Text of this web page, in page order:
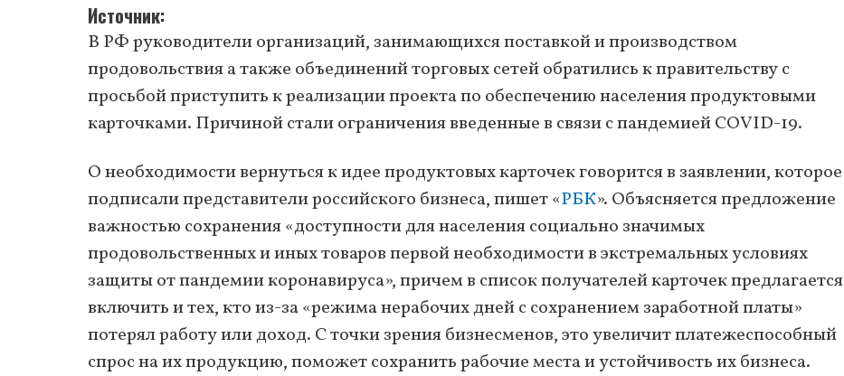
Источник
В РФ руководители организаций, занимающихся поставкой и производством
продовольствия а также объединений торговых сетей обратились к правительству с
просьбой приступить к реализации проекта по обеспечению населения продуктовыми
карточками. Причиной стали ограничения введенные в связи с пандемией COVID-19.
О необходимости вернуться к идее продуктовых карточек говорится в заявлении, которое
подписали представители российского бизнеса, пишет «РБК». Объясняется предложение
важностью сохранения «доступности для населения социально значимых
продовольственных и иных товаров первой необходимости в экстремальных условиях
защиты от пандемии коронавируса», причем в список получателей карточек предлагается
включить и тех, кто из-за «режима нерабочих дней с сохранением заработной платы»
потерял работу или доход. С точки зрения бизнесменов, это увеличит платежеспособный
спрос на их продукцию, поможет сохранить рабочие места и устойчивость их бизнеса.